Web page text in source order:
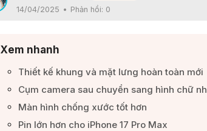
14/04/2025
Phản hồi: 0
Xem nhanh
Thiết kế khung và mặt lưng hoàn toàn mới​
Cụm camera sau chuyển sang hình chữ
Màn hình chống xước tốt hơn​
Pin lớn hơn cho iPhone 17 Pro Max​